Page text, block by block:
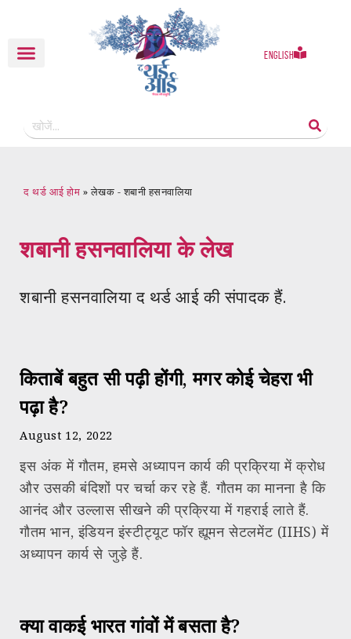
English
द थर्ड आई होम »लेखक - शबानी हसनवालिया
शबानी हसनवालियाके लेख
शबानी हसनवालिया द थर्ड आई की संपादक हैं.
किताबें बहुत सी पढ़ी होंगी, मगर कोई चेहरा भी
पढ़ा है?
August 12, 2022
इस अंक में गौतम, हमसे अध्यापन कार्य की प्रक्रिया में क्रोध
और उसकी बंदिशों पर चर्चा कर रहे हैं. गौतम का मानना है कि
आनंद और उल्लास सीखने की प्रक्रिया में गहराई लाते हैं.
गौतम भान, इंडियन इंस्टीट्यूट फॉर ह्यूमन सेटलमेंट (IIHS) में
अध्यापन कार्य से जुड़े हैं.
क्या वाकई भारत गांवों में बसता है?